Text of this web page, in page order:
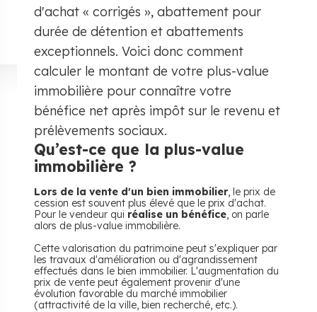
d'achat « corrigés », abattement pour
durée de détention et abattements
exceptionnels. Voici donc comment
calculer le montant de votre plus-value
immobilière pour connaître votre
bénéfice net après impôt sur le revenu et
prélèvements sociaux.
​Qu’est-ce que la plus-value
immobilière ?
Lors de la vente d'un bien immobilier, le prix de
cession est souvent plus élevé que le prix d'achat.
Pour le vendeur qui réalise un bénéfice, on parle
alors de plus-value immobilière.
Cette valorisation du patrimoine peut s'expliquer par
les travaux d'amélioration ou d'agrandissement
effectués dans le bien immobilier. L'augmentation du
prix de vente peut également provenir d'une
évolution favorable du marché immobilier
(attractivité de la ville, bien recherché, etc.).